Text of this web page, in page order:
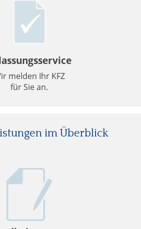
melden Ihr KFZ
für Sie an.
im Überblick